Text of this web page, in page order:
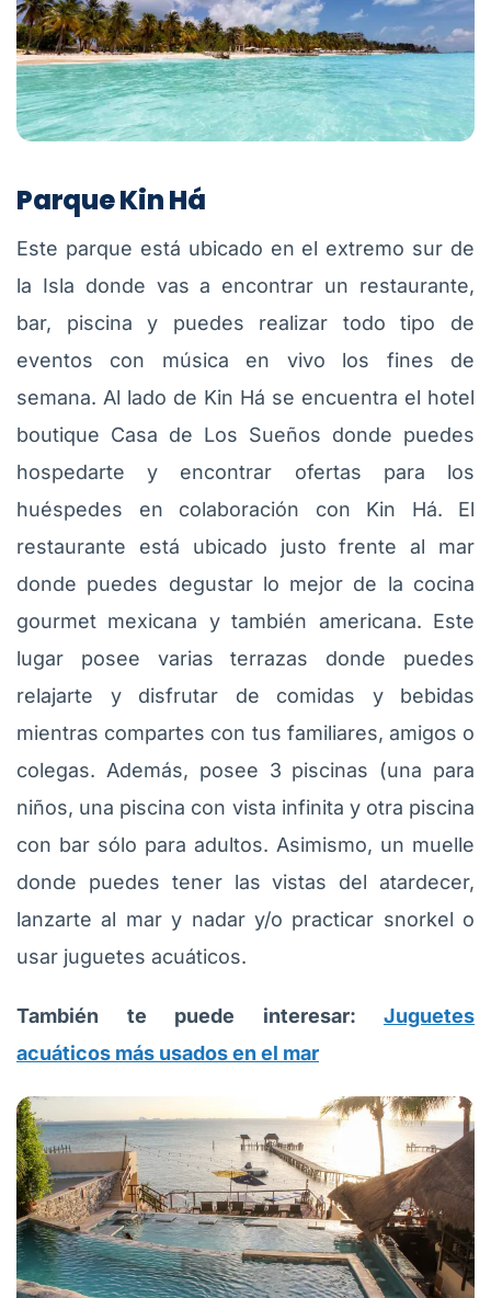
Parque Kin Há
Este parque está ubicado en el extremo sur de
la Isla donde vas a encontrar un restaurante,
bar, piscina y puedes realizar todo tipo de
eventos con música en vivo los fines de
semana. Al lado de Kin Há se encuentra el hotel
boutique Casa de Los Sueños donde puedes
hospedarte y encontrar ofertas para los
huéspedes en colaboración con Kin Há. El
restaurante está ubicado justo frente al mar
donde puedes degustar lo mejor de la cocina
gourmet mexicana y también americana. Este
lugar posee varias terrazas donde puedes
relajarte y disfrutar de comidas y bebidas
mientras compartes con tus familiares, amigos o
colegas. Además, posee 3 piscinas (una para
niños, una piscina con vista infinita y otra piscina
con bar sólo para adultos. Asimismo, un muelle
donde puedes tener las vistas del atardecer,
lanzarte al mar y nadar y/o practicar snorkel o
usar juguetes acuáticos.
También te puede interesar: Juguetes
acuáticos más usados en el mar